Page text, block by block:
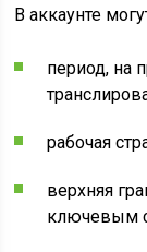
В аккаунте
период, на
рабочая
верхняя
ключевым